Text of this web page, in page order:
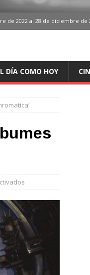
de 2022 al 28 de diciembre de
DÍA COMO HOY